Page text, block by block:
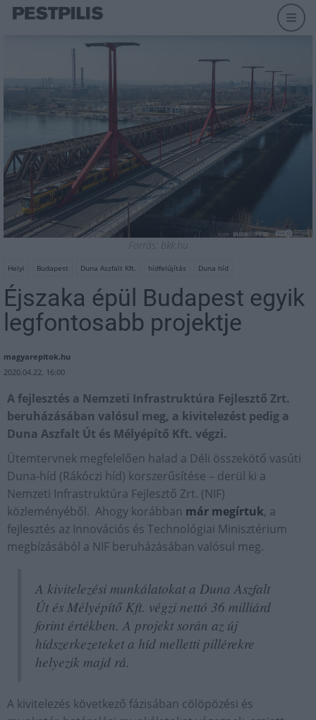
Forrás: bkk.hu
Helyi Budapest Duna Aszfalt Kft. hídfelújítás Duna híd
Éjszaka épül Budapest egyik
legfontosabb projektje
magyarepitok.hu
2020.04.22. 16:00
A fejlesztés a Nemzeti Infrastruktúra Fejlesztő Zrt.
beruházásában valósul meg, a kivitelezést pedig a
Duna Aszfalt Út és Mélyépítő Kft. végzi.
Ütemtervnek megfelelően halad a Déli összekötő vasúti
Duna-híd (Rákóczi híd) korszerűsítése – derül ki a
Nemzeti Infrastruktúra Fejlesztő Zrt. (NIF)
közleményéből. Ahogy korábban már megírtuk, a
fejlesztés az Innovációs és Technológiai Minisztérium
megbízásából a NIF beruházásában valósul meg.
A kivitelezési munkálatokat a Duna Aszfalt
Út és Mélyépítő Kft. végzi nettó 36 milliárd
forint értékben. A projekt során az új
hídszerkezeteket a híd melletti pillérekre
helyezik majd rá.
A kivitelezés következő fázisában cölöpözési és